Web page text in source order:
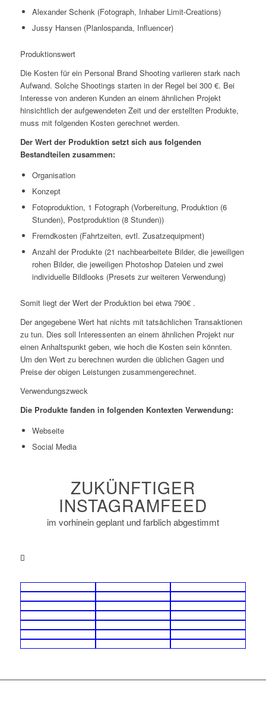
Alexander Schenk (Fotograph, Inhaber Limit-Creations)
Jussy Hansen (Planlospanda, Influencer)
Produktionswert
Die Kosten für ein Personal Brand Shooting variieren stark nach
Aufwand. Solche Shootings starten in der Regel bei 300 €. Bei
Interesse von anderen Kunden an einem ähnlichen Projekt
hinsichtlich der aufgewendeten Zeit und der erstellten Produkte,
muss mit folgenden Kosten gerechnet werden.
Der Wert der Produktion setzt sich aus folgenden
Bestandteilen zusammen:
Organisation
Konzept
Fotoproduktion, 1 Fotograph (Vorbereitung, Produktion (6
Stunden), Postproduktion (8 Stunden))
Fremdkosten (Fahrtzeiten, evtl. Zusatzequipment)
Anzahl der Produkte (21 nachbearbeitete Bilder, die jeweiligen
rohen Bilder, die jeweiligen Photoshop Dateien und zwei
individuelle Bildlooks (Presets zur weiteren Verwendung)
Somit liegt der Wert der Produktion bei etwa 790€ .
Der angegebene Wert hat nichts mit tatsächlichen Transaktionen
zu tun. Dies soll Interessenten an einem ähnlichen Projekt nur
einen Anhaltspunkt geben, wie hoch die Kosten sein könnten.
Um den Wert zu berechnen wurden die üblichen Gagen und
Preise der obigen Leistungen zusammengerechnet.
Verwendungszweck
Die Produkte fanden in folgenden Kontexten Verwendung:
Webseite
Social Media
ZUKÜNFTIGER
INSTAGRAMFEED
im vorhinein geplant und farblich abgestimmt